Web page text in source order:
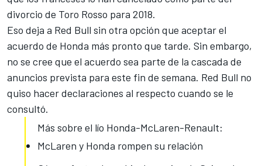
divorcio de Toro Rosso para 2018.
Eso deja a Red Bull sin otra opción que aceptar el
acuerdo de Honda más pronto que tarde. Sin embargo,
no se cree que el acuerdo sea parte de la cascada de
anuncios prevista para este fin de semana. Red Bull no
quiso hacer declaraciones al respecto cuando se le
consultó.
Más sobre el lío Honda-McLaren-Renault:
McLaren y Honda rompen su relación